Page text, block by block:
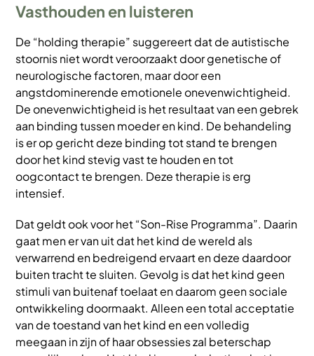
Vasthouden en luisteren
De “holding therapie” suggereert dat de autistische
stoornis niet wordt veroorzaakt door genetische of
neurologische factoren, maar door een
angstdominerende emotionele onevenwichtigheid.
De onevenwichtigheid is het resultaat van een gebrek
aan binding tussen moeder en kind. De behandeling
is er op gericht deze binding tot stand te brengen
door het kind stevig vast te houden en tot
oogcontact te brengen. Deze therapie is erg
intensief.
Dat geldt ook voor het “Son-Rise Programma”. Daarin
gaat men er van uit dat het kind de wereld als
verwarrend en bedreigend ervaart en deze daardoor
buiten tracht te sluiten. Gevolg is dat het kind geen
stimuli van buitenaf toelaat en daarom geen sociale
ontwikkeling doormaakt. Alleen een total acceptatie
van de toestand van het kind en een volledig
meegaan in zijn of haar obsessies zal beterschap